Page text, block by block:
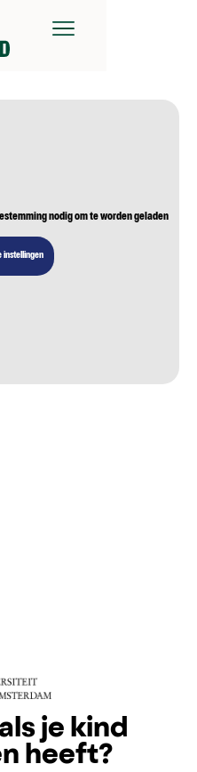
nodig om te worden geladen
instellingen
je kind
heeft?